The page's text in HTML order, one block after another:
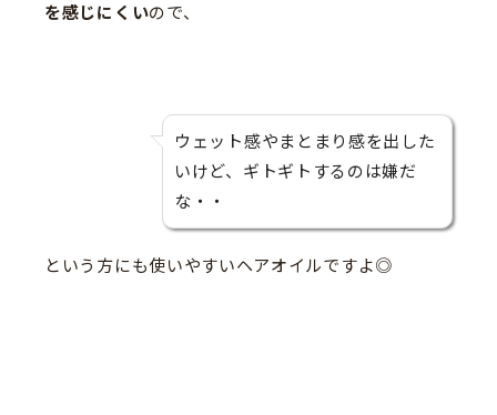
を感じにくいので、
ウェット感やまとまり感を出した
いけど、ギトギトするのは嫌だ
な・・
という方にも使いやすいヘアオイルですよ◎